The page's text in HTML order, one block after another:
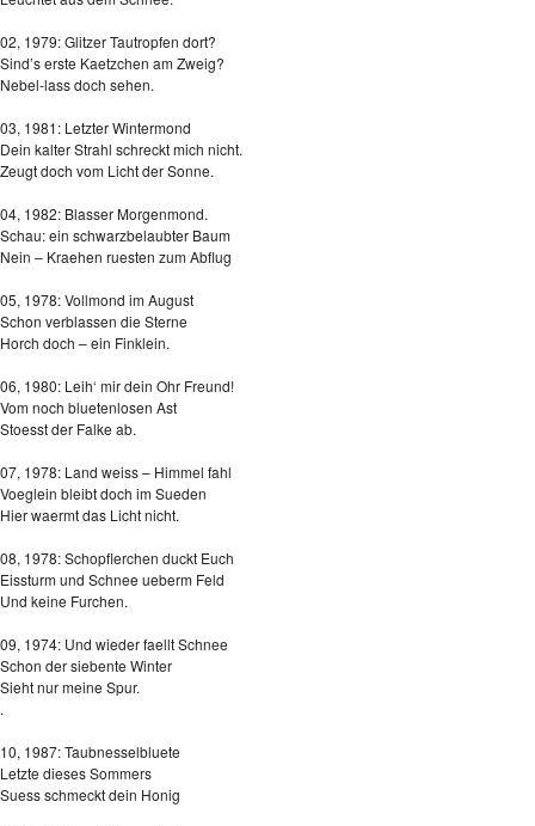
02, 1979: Glitzer Tautropfen dort?
Sind’s erste Kaetzchen am Zweig?
Nebel-lass doch sehen.
03, 1981: Letzter Wintermond
Dein kalter Strahl schreckt mich nicht.
Zeugt doch vom Licht der Sonne.
04, 1982: Blasser Morgenmond.
Schau: ein schwarzbelaubter Baum
Nein – Kraehen ruesten zum Abflug
05, 1978: Vollmond im August
Schon verblassen die Sterne
Horch doch – ein Finklein.
06, 1980: Leih‘ mir dein Ohr Freund!
Vom noch bluetenlosen Ast
Stoesst der Falke ab.
07, 1978: Land weiss – Himmel fahl
Voeglein bleibt doch im Sueden
Hier waermt das Licht nicht.
08, 1978: Schopflerchen duckt Euch
Eissturm und Schnee ueberm Feld
Und keine Furchen.
09, 1974: Und wieder faellt Schnee
Schon der siebente Winter
Sieht nur meine Spur.
.
10, 1987: Taubnesselbluete
Letzte dieses Sommers
Suess schmeckt dein Honig